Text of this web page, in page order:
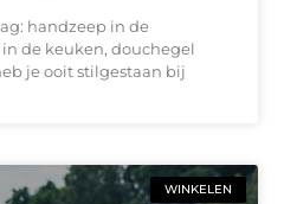
handzeep in de
de keuken, douchegel
je ooit stilgestaan bij
WINKELEN